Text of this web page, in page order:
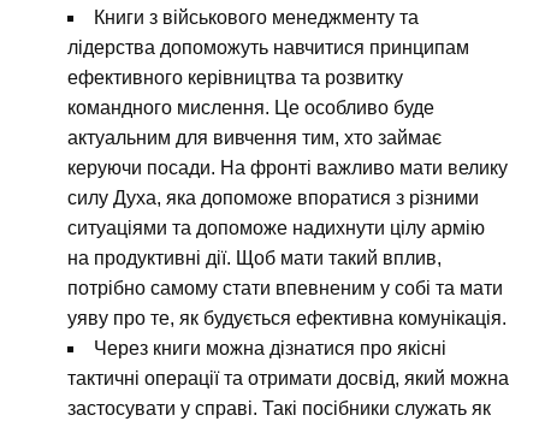
Книги з військового менеджменту та
лідерства допоможуть навчитися принципам
ефективного керівництва та розвитку
командного мислення. Це особливо буде
актуальним для вивчення тим, хто займає
керуючи посади. На фронті важливо мати велику
силу Духа, яка допоможе впоратися з різними
ситуаціями та допоможе надихнути цілу армію
на продуктивні дії. Щоб мати такий вплив,
потрібно самому стати впевненим у собі та мати
уяву про те, як будується ефективна комунікація.
Через книги можна дізнатися про якісні
тактичні операції та отримати досвід, який можна
застосувати у справі. Такі посібники служать як